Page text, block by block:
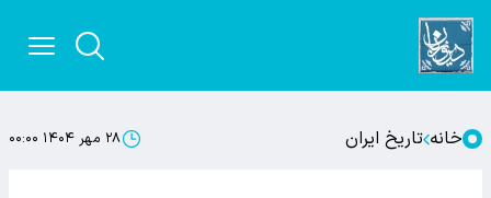
خانه تاریخ ایران ۲۸ مهر ۱۴۰۴ ۰۰:۰۰